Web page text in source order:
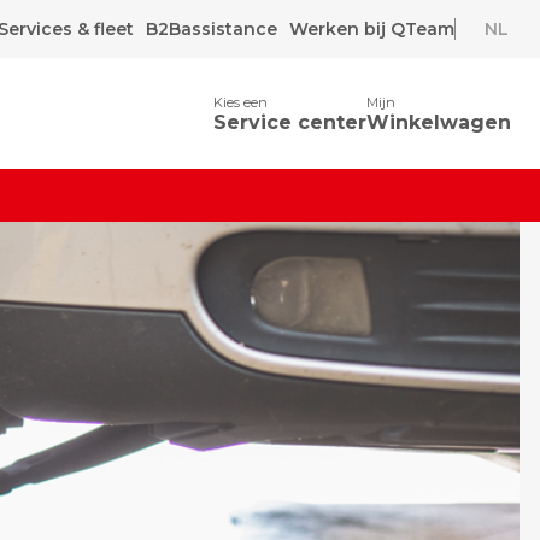
& fleet B2Bassistance Werken bij QTeam NL
Kies een
Service center
Mijn
Winkelwagen